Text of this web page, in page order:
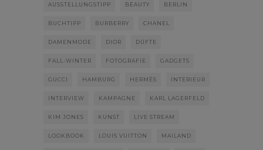
AUSSTELLUNGSTIPP BEAUTY BERLIN
BUCHTIPP BURBERRY CHANEL
DAMENMODE DIOR DÜFTE
FALL-WINTER FOTOGRAFIE GADGETS
GUCCI HAMBURG HERMÈS INTERIEUR
INTERVIEW KAMPAGNE KARL LAGERFELD
KIM JONES KUNST LIVE STREAM
LOOKBOOK LOUIS VUITTON MAILAND